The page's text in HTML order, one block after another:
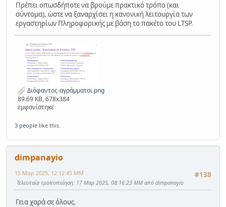
Πρέπει οπωσδήποτε να βρούμε πρακτικό τρόπο (και
σύντομα), ώστε να ξαναρχίσει η κανονική λειτουργία των
εργαστηρίων Πληροφορικής με βάση το πακέτο του LTSP.
Διόφαντος-αγράμματοι.png
89.69 KB, 678x384
εμφανίστηκε
3 people like this.
dimpanayio
#138
15 Μαρ 2025, 12:12:45 ΜΜ
Τελευταία τροποποίηση: 17 Μαρ 2025, 08:16:23 ΜΜ από dimpanayio
Γεια χαρά σε όλους.